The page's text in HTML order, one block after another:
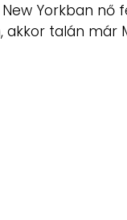
Yorkban nő
talán már